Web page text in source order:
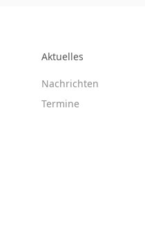
Aktuelles
Nachrichten
Termine